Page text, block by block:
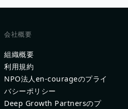
会社概要
組織概要
利用規約
NPO法人en-courageのプライ
バシーポリシー
Deep Growth Partnersのプ